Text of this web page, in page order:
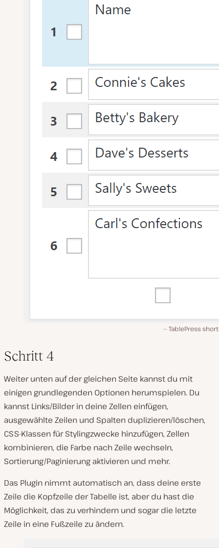
TablePress
Schritt 4
Weiter unten auf der gleichen Seite kannst du mit
einigen grundlegenden Optionen herumspielen. Du
kannst Links/Bilder in deine Zellen einfügen,
ausgewählte Zeilen und Spalten duplizieren/löschen,
CSS-Klassen für Stylingzwecke hinzufügen, Zellen
kombinieren, die Farbe nach Zeile wechseln,
Sortierung/Paginierung aktivieren und mehr.
Das Plugin nimmt automatisch an, dass deine erste
Zeile die Kopfzeile der Tabelle ist, aber du hast die
Möglichkeit, das zu verhindern und sogar die letzte
Zeile in eine Fußzeile zu ändern.